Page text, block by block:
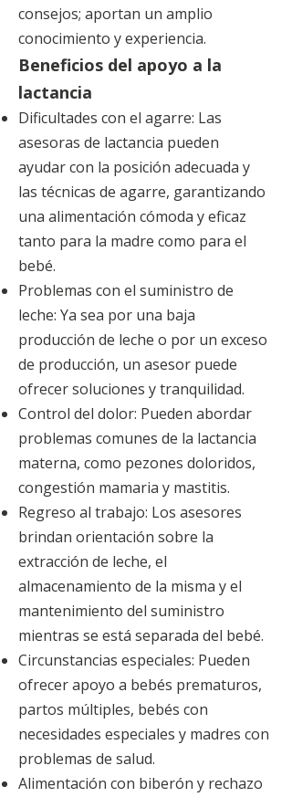
consejos; aportan un amplio
conocimiento y experiencia.
Beneficios del apoyo a la
lactancia
Dificultades con el agarre: Las
asesoras de lactancia pueden
ayudar con la posición adecuada y
las técnicas de agarre, garantizando
una alimentación cómoda y eficaz
tanto para la madre como para el
bebé.
Problemas con el suministro de
leche: Ya sea por una baja
producción de leche o por un exceso
de producción, un asesor puede
ofrecer soluciones y tranquilidad.
Control del dolor: Pueden abordar
problemas comunes de la lactancia
materna, como pezones doloridos,
congestión mamaria y mastitis.
Regreso al trabajo: Los asesores
brindan orientación sobre la
extracción de leche, el
almacenamiento de la misma y el
mantenimiento del suministro
mientras se está separada del bebé.
Circunstancias especiales: Pueden
ofrecer apoyo a bebés prematuros,
partos múltiples, bebés con
necesidades especiales y madres con
problemas de salud.
Alimentación con biberón y rechazo